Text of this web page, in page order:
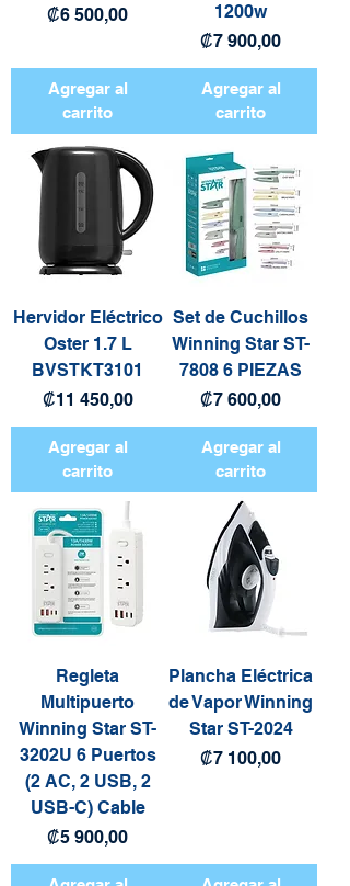
Precio
₡6 500,00
Agregar al
carrito
1200w
Precio
₡7 900,00
Agregar al
carrito
Hervidor Eléctrico
Oster 1.7 L
BVSTKT3101
Precio
₡11 450,00
Agregar al
carrito
Set de Cuchillos
Winning Star ST-
7808 6 PIEZAS
Precio
₡7 600,00
Agregar al
carrito
Regleta
Multipuerto
Winning Star ST-
3202U 6 Puertos
(2 AC, 2 USB, 2
USB-C) Cable
Precio
₡5 900,00
Plancha Eléctrica
de Vapor Winning
Star ST-2024
Precio
₡7 100,00